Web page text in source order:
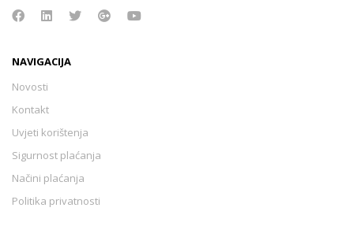
NAVIGACIJA
Novosti
Kontakt
Uvjeti korištenja
Sigurnost plaćanja
Načini plaćanja
Politika privatnosti